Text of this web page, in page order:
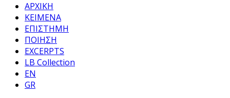
ΑΡΧΙΚΗ
ΚΕΙΜΕΝΑ
ΕΠΙΣΤΗΜΗ
ΠΟΙΗΣΗ
EXCERPTS
LB Collection
EN
GR